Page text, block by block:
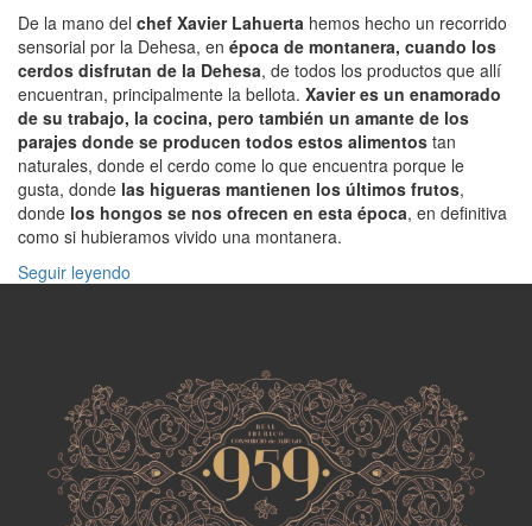
De la mano del chef Xavier Lahuerta hemos hecho un recorrido
sensorial por la Dehesa, en época de montanera, cuando los
cerdos disfrutan de la Dehesa, de todos los productos que allí
encuentran, principalmente la bellota. Xavier es un enamorado
de su trabajo, la cocina, pero también un amante de los
parajes donde se producen todos estos alimentos tan
naturales, donde el cerdo come lo que encuentra porque le
gusta, donde las higueras mantienen los últimos frutos,
donde los hongos se nos ofrecen en esta época, en definitiva
como si hubieramos vivido una montanera.
Seguir leyendo